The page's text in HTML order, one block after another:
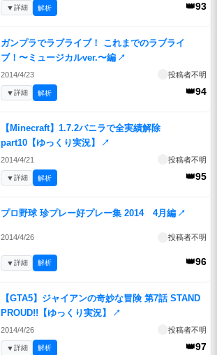
👑93
▼詳細 解析
ガンプラでラブライブ！ これまでのラブライ
ブ！〜ミュージカルver.〜編 ↗
2014/4/23 投稿者不明
👑94
▼詳細 解析
【Minecraft】1.7.2バニラで全実績解除
part10【ゆっくり実況】
↗
2014/4/21 投稿者不明
👑95
▼詳細 解析
プロ野球 珍プレー好プレー集 2014 4月編 ↗
2014/4/26 投稿者不明
👑96
▼詳細 解析
【GTA5】ジャイアンの奇妙な冒険 第7話 STAND
PROUD!!【ゆっくり実況】
↗
2014/4/26 投稿者不明
👑97
▼詳細 解析